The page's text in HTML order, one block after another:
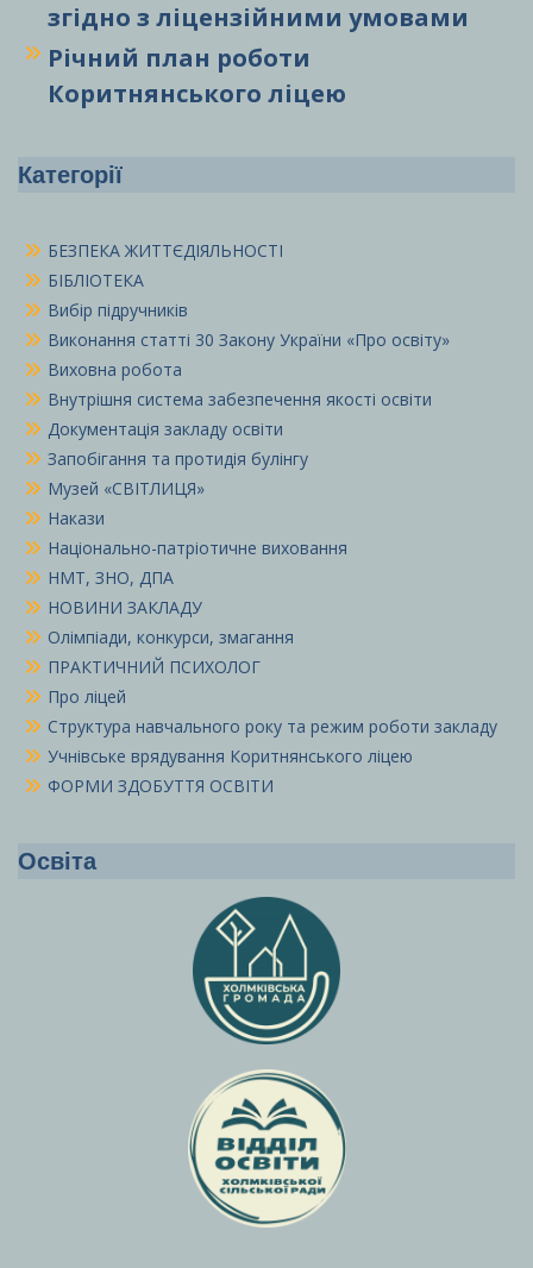
згідно з ліцензійними умовами
Річний план роботи
Коритнянського ліцею
Категорії
БЕЗПЕКА ЖИТТЄДІЯЛЬНОСТІ
БІБЛІОТЕКА
Вибір підручників
Виконання статті 30 Закону України «Про освіту»
Виховна робота
Внутрішня система забезпечення якості освіти
Документація закладу освіти
Запобігання та протидія булінгу
Музей «СВІТЛИЦЯ»
Накази
Національно-патріотичне виховання
НМТ, ЗНО, ДПА
НОВИНИ ЗАКЛАДУ
Олімпіади, конкурси, змагання
ПРАКТИЧНИЙ ПСИХОЛОГ
Про ліцей
Структура навчального року та режим роботи закладу
Учнівське врядування Коритнянського ліцею
ФОРМИ ЗДОБУТТЯ ОСВІТИ
Освіта